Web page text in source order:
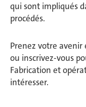
qui sont impliqués
procédés.
Prenez votre avenir
ou inscrivez-vous
Fabrication et
intéresser.